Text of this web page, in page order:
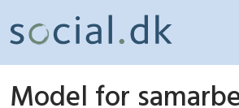
Model for